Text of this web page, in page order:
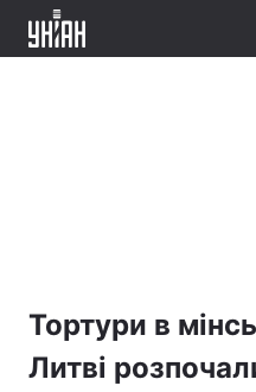
Тортури в
Литві